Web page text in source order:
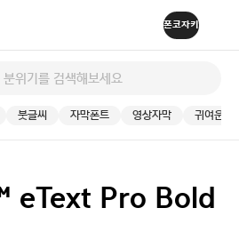
붓글씨 자막폰트 영상자막 귀여운
eText Pro Bold